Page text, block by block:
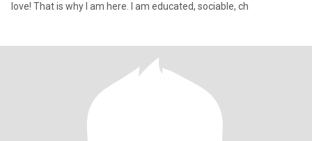
love! That is why I am here. I am educated, sociable, ch